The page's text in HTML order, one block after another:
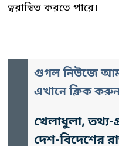
ত্বরান্বিত করতে পারে।
গুগল নিউজে
এখানে ক্লিক
খেলাধুলা, তথ্য-
দেশ-বিদেশের